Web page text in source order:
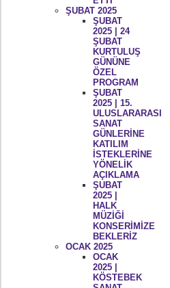
ŞUBAT 2025
ŞUBAT
2025 | 24
ŞUBAT
KURTULUŞ
GÜNÜNE
ÖZEL
PROGRAM
ŞUBAT
2025 | 15.
ULUSLARARASI
SANAT
GÜNLERİNE
KATILIM
İSTEKLERİNE
YÖNELİK
AÇIKLAMA
ŞUBAT
2025 |
HALK
MÜZİĞİ
KONSERİMİZE
BEKLERİZ
OCAK 2025
OCAK
2025 |
KÖSTEBEK